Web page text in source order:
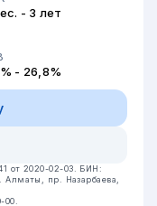
- 3 лет
- 26,8%
от 2020-02-03. БИН:
Алматы, пр. Назарбаева,
00.